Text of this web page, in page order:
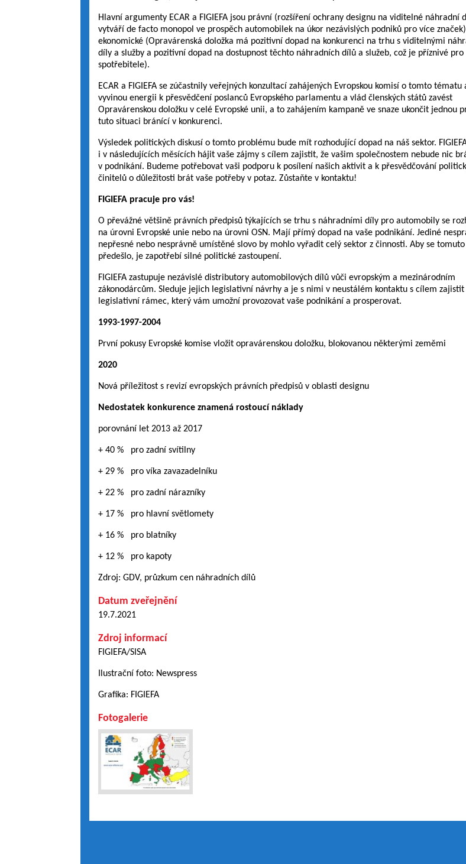
Hlavní argumenty ECAR a FIGIEFA jsou právní (rozšíření ochrany designu na viditelné náhradní
vytváří de facto monopol ve prospěch automobilek na úkor nezávislých podniků pro více
ekonomické (Opravárenská doložka má pozitivní dopad na konkurenci na trhu s viditelnými
díly a služby a pozitivní dopad na dostupnost těchto náhradních dílů a služeb, což je příznivé pro
spotřebitele).
ECAR a FIGIEFA se zúčastnily veřejných konzultací zahájených Evropskou komisí o tomto tématu
vyvinou energii k přesvědčení poslanců Evropského parlamentu a vlád členských států zavést
Opravárenskou doložku v celé Evropské unii, a to zahájením kampaně ve snaze ukončit jednou
tuto situaci bránící v konkurenci.
Výsledek politických diskusí o tomto problému bude mít rozhodující dopad na náš sektor.
i v následujících měsících hájit vaše zájmy s cílem zajistit, že vašim společnostem nebude nic
v podnikání. Budeme potřebovat vaši podporu k posílení našich aktivit a k přesvědčování
činitelů o důležitosti brát vaše potřeby v potaz. Zůstaňte v kontaktu!
FIGIEFA pracuje pro vás!
O převážné většině právních předpisů týkajících se trhu s náhradními díly pro automobily se
na úrovni Evropské unie nebo na úrovni OSN. Mají přímý dopad na vaše podnikání. Jediné
nepřesné nebo nesprávně umístěné slovo by mohlo vyřadit celý sektor z činnosti. Aby se
předešlo, je zapotřebí silné politické zastoupení.
FIGIEFA zastupuje nezávislé distributory automobilových dílů vůči evropským a mezinárodním
zákonodárcům. Sleduje jejich legislativní návrhy a je s nimi v neustálém kontaktu s cílem zajistit
legislativní rámec, který vám umožní provozovat vaše podnikání a prosperovat.
1993-1997-2004
První pokusy Evropské komise vložit opravárenskou doložku, blokovanou některými zeměmi
2020
Nová příležitost s revizí evropských právních předpisů v oblasti designu
Nedostatek konkurence znamená rostoucí náklady
porovnání let 2013 až 2017
+ 40 % pro zadní svítilny
+ 29 % pro víka zavazadelníku
+ 22 % pro zadní nárazníky
+ 17 % pro hlavní světlomety
+ 16 % pro blatníky
+ 12 % pro kapoty
Zdroj: GDV, průzkum cen náhradních dílů
Datum zveřejnění
19.7.2021
Zdroj informací
FIGIEFA/SISA
Ilustrační foto: Newspress
Grafika: FIGIEFA
Fotogalerie